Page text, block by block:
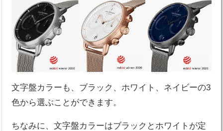
文字盤カラーも、ブラック、ホワイト、ネイビーの3
色から選ぶことができます。
ちなみに、文字盤カラーはブラックとホワイトが定